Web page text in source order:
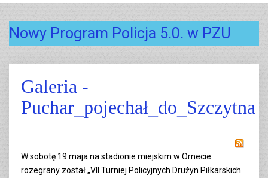
Nowy Program Policja 5.0. w PZU
Galeria -
Puchar_pojechał_do_Szczytna
W sobotę 19 maja na stadionie miejskim w Ornecie
rozegrany został „VII Turniej Policyjnych Drużyn Piłkarskich